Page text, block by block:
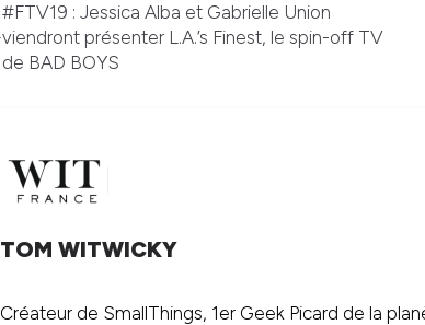
#FTV19 : Jessica Alba et Gabrielle Union
viendront présenter L.A.’s Finest, le spin-off TV
de BAD BOYS
TOM WITWICKY
Créateur de SmallThings, 1er Geek Picard de la